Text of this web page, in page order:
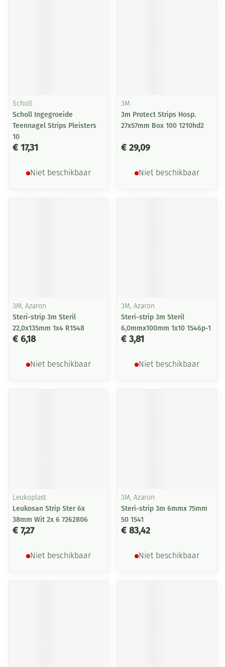
Scholl
Scholl Ingegroeide
Teennagel Strips Pleisters
10
€ 17,31
Niet beschikbaar
3M
3m Protect Strips Hosp.
27x57mm Box 100 1210hd2
€ 29,09
Niet beschikbaar
3M, Azaron
Steri-strip 3m Steril
22,0x135mm 1x4 R1548
€ 6,18
Niet beschikbaar
3M, Azaron
Steri-strip 3m Steril
6,0mmx100mm 1x10 1546p-1
€ 3,81
Niet beschikbaar
Leukoplast
Leukosan Strip Ster 6x
38mm Wit 2x 6 7262806
€ 7,27
Niet beschikbaar
3M, Azaron
Steri-strip 3m 6mmx 75mm
50 1541
€ 83,42
Niet beschikbaar